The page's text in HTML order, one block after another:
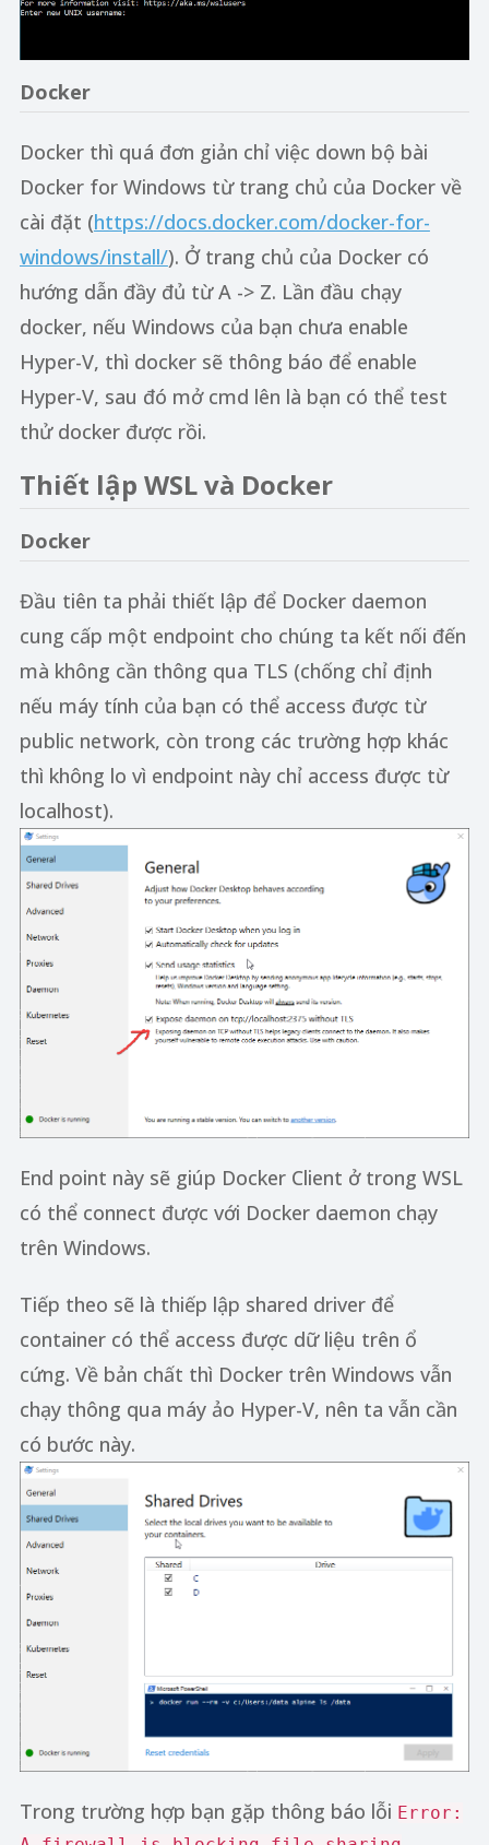
Docker
Docker thì quá đơn giản chỉ việc down bộ bài
Docker for Windows từ trang chủ của Docker về
cài đặt (https://docs.docker.com/docker-for-
windows/install/). Ở trang chủ của Docker có
hướng dẫn đầy đủ từ A -> Z. Lần đầu chạy
docker, nếu Windows của bạn chưa enable
Hyper-V, thì docker sẽ thông báo để enable
Hyper-V, sau đó mở cmd lên là bạn có thể test
thử docker được rồi.
Thiết lập WSL và Docker
Docker
Đầu tiên ta phải thiết lập để Docker daemon
cung cấp một endpoint cho chúng ta kết nối đến
mà không cần thông qua TLS (chống chỉ định
nếu máy tính của bạn có thể access được từ
public network, còn trong các trường hợp khác
thì không lo vì endpoint này chỉ access được từ
localhost).
End point này sẽ giúp Docker Client ở trong WSL
có thể connect được với Docker daemon chạy
trên Windows.
Tiếp theo sẽ là thiếp lập shared driver để
container có thể access được dữ liệu trên ổ
cứng. Về bản chất thì Docker trên Windows vẫn
chạy thông qua máy ảo Hyper-V, nên ta vẫn cần
có bước này.
Trong trường hợp bạn gặp thông báo lỗi Error: